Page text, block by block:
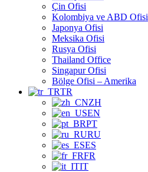
Çin Ofisi
Kolombiya ve ABD Ofisi
Japonya Ofisi
Meksika Ofisi
Rusya Ofisi
Thailand Office
Singapur Ofisi
Bölge Ofisi – Amerika
TR
ZH
EN
PT
RU
ES
FR
IT